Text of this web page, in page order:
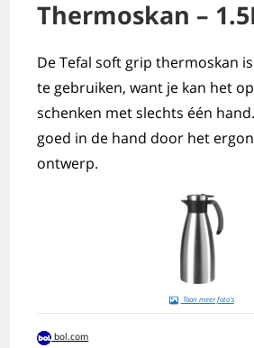
Thermoskan –
De Tefal soft grip thermoskan
te gebruiken, want je kan het
schenken met slechts één
goed in de hand door het
ontwerp.
Toon meer foto's
bol.com